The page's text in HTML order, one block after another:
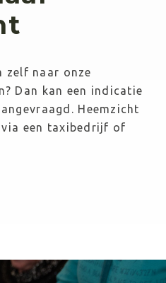
zelf naar onze
Dan kan een indicatie
Heemzicht
een taxibedrijf of